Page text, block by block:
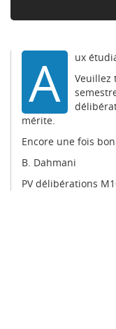
A
ux
Veuillez
mérite.
Encore une fois
B. Dahmani
PV délibérations